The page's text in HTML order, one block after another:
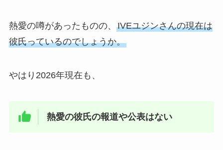
熱愛の噂があったものの、 IVEユジンさんの現在は
彼氏っているのでしょうか。
やはり2026年現在も、
熱愛の彼氏の報道や公表はない